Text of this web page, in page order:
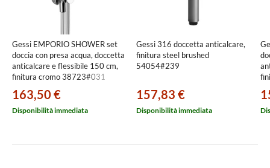
Gessi EMPORIO SHOWER set
doccia con presa acqua, doccetta
anticalcare e flessibile 150 cm,
finitura cromo 38723#031
163,50 €
Disponibilità immediata
Gessi 316 doccetta anticalcare,
finitura steel brushed
54054#239
157,83 €
Disponibilità immediata